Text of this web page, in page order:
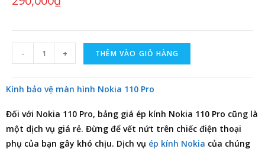
- + THÊM VÀO GIỎ HÀNG
Kính bảo vệ màn hình Nokia 110 Pro
Đối với Nokia 110 Pro, bảng giá ép kính Nokia 110 Pro cũng là
một dịch vụ giá rẻ. Đừng để vết nứt trên chiếc điện thoại
phụ của bạn gây khó chịu. Dịch vụ ép kính Nokia của chúng